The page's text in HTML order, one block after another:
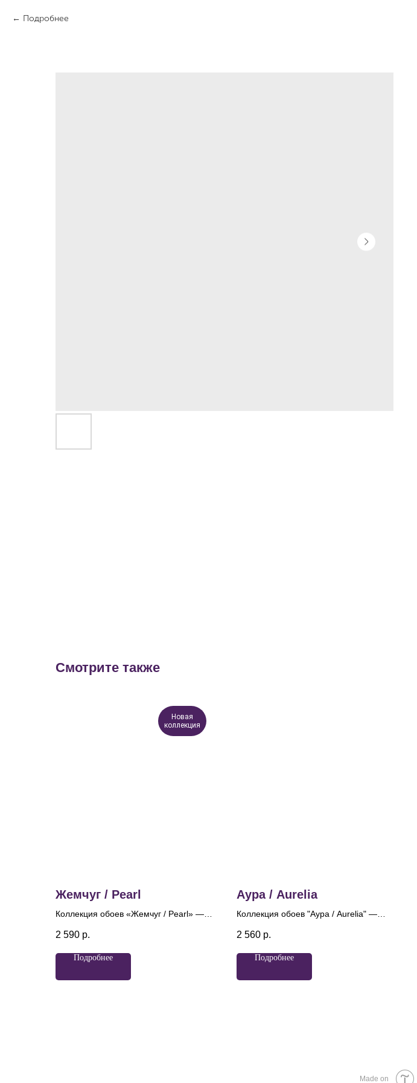
Подробнее
Смотрите также
Новая
коллекция
Жемчуг / Pearl
Коллекция обоев «Жемчуг / Pearl» —
утончённой роскоши. Она получила
своё название благодаря нежному
перламутровому сиянию, которое
пронизывает каждое полотно и
2 590 р.
Подробнее
Аура / Aurelia
Коллекция обоев "Аура / Aurelia" —
древних традиций. Название
"Аурелия", переводящееся как
"золотая", идеально отражает суть
этого продукта, ведь каждая деталь
2 560 р.
Подробнее
Made on